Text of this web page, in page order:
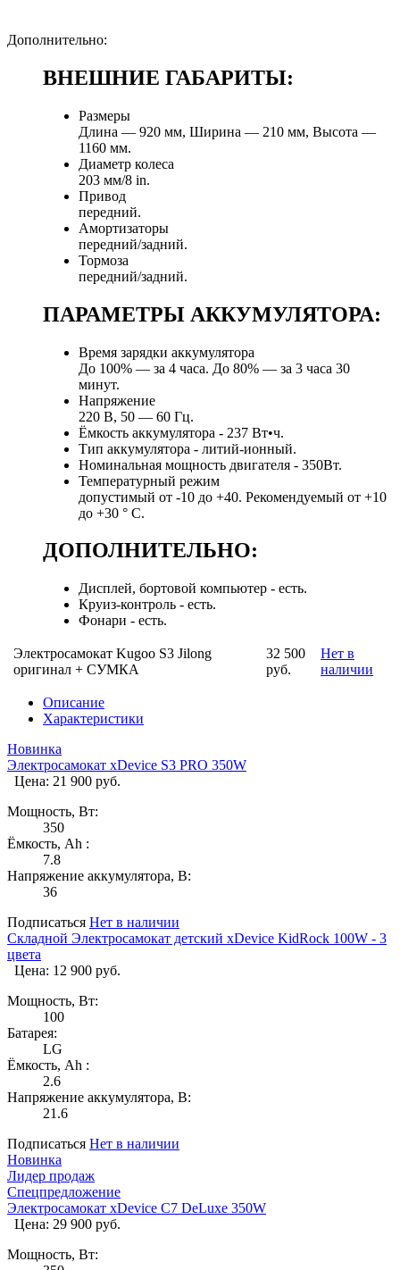
Дополнительно:
ВНЕШНИЕ ГАБАРИТЫ:
Размеры
Длина — 920 мм, Ширина — 210 мм, Высота —
1160 мм.
Диаметр колеса
203 мм/8 in.
Привод
передний.
Амортизаторы
передний/задний.
Тормоза
передний/задний.
ПАРАМЕТРЫ АККУМУЛЯТОРА:
Время зарядки аккумулятора
До 100% — за 4 часа. До 80% — за 3 часа 30
минут.
Напряжение
220 В, 50 — 60 Гц.
Ёмкость аккумулятора - 237 Вт•ч.
Тип аккумулятора - литий-ионный.
Номинальная мощность двигателя - 350Вт.
Температурный режим
допустимый от -10 до +40. Рекомендуемый от +10
до +30 ° С.
ДОПОЛНИТЕЛЬНО:
Дисплей, бортовой компьютер - есть.
Круиз-контроль - есть.
Фонари - есть.
Электросамокат Kugoo S3 Jilong
оригинал + СУМКА
32 500
руб.
Нет в
наличии
Описание
Характеристики
Новинка
Электросамокат xDevice S3 PRO 350W
Цена: 21 900 руб.
Мощность, Вт:
350
Ёмкость, Ah :
7.8
Напряжение аккумулятора, В:
36
Подписаться Нет в наличии
Складной Электросамокат детский xDevice KidRock 100W - 3
цвета
Цена: 12 900 руб.
Мощность, Вт:
100
Батарея:
LG
Ёмкость, Ah :
2.6
Напряжение аккумулятора, В:
21.6
Подписаться Нет в наличии
Новинка
Лидер продаж
Спецпредложение
Электросамокат xDevice C7 DeLuxe 350W
Цена: 29 900 руб.
Мощность, Вт: